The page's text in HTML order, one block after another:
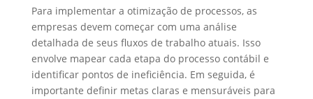
Para implementar a otimização de processos, as
empresas devem começar com uma análise
detalhada de seus fluxos de trabalho atuais. Isso
envolve mapear cada etapa do processo contábil e
identificar pontos de ineficiência. Em seguida, é
importante definir metas claras e mensuráveis para